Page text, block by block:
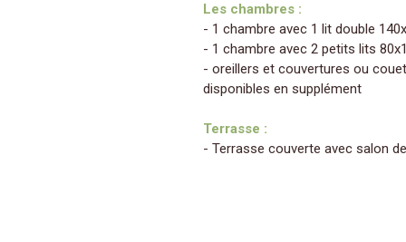
Les chambres :
- 1 chambre avec 1 lit double
- 1 chambre avec 2 petits lits
- oreillers et couvertures ou
disponibles en supplément
Terrasse :
- Terrasse couverte avec salon